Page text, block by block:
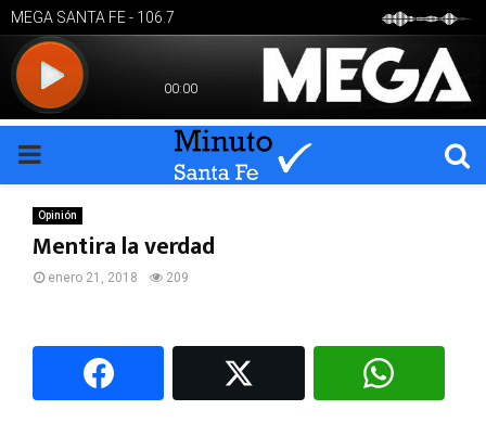
PRIMARY
MENU
Opinión
Mentira la verdad
enero 21, 2018 209